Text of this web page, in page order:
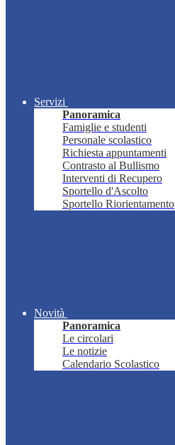
Servizi
Panoramica
Famiglie e studenti
Personale scolastico
Richiesta appuntamenti
Contrasto al Bullismo
Interventi di Recupero
Sportello d'Ascolto
Sportello Riorientamento
Novità
Panoramica
Le circolari
Le notizie
Calendario Scolastico